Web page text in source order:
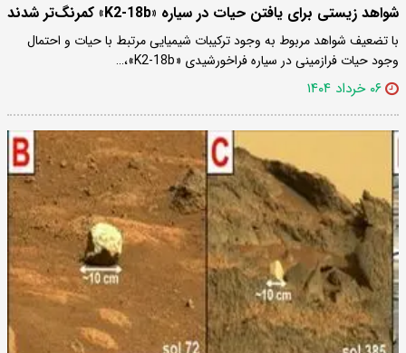
شواهد زیستی برای یافتن حیات در سیاره «K2-18b» کمرنگ‌تر شدند
با تضعیف شواهد مربوط به وجود ترکیبات شیمیایی مرتبط با حیات و احتمال
وجود حیات فرازمینی در سیاره فراخورشیدی «K2-18b»،…
۰۶ خرداد ۱۴۰۴